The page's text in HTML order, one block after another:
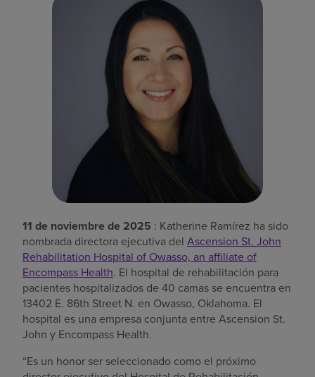
11 de noviembre de 2025 : Katherine Ramírez ha sido
nombrada directora ejecutiva del Ascension St. John
Rehabilitation Hospital of Owasso, an affiliate of
Encompass Health. El hospital de rehabilitación para
pacientes hospitalizados de 40 camas se encuentra en
13402 E. 86th Street N. en Owasso, Oklahoma. El
hospital es una empresa conjunta entre Ascension St.
John y Encompass Health.
“Es un honor ser seleccionado como el próximo